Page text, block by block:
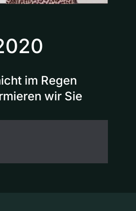
im Regen
wir Sie